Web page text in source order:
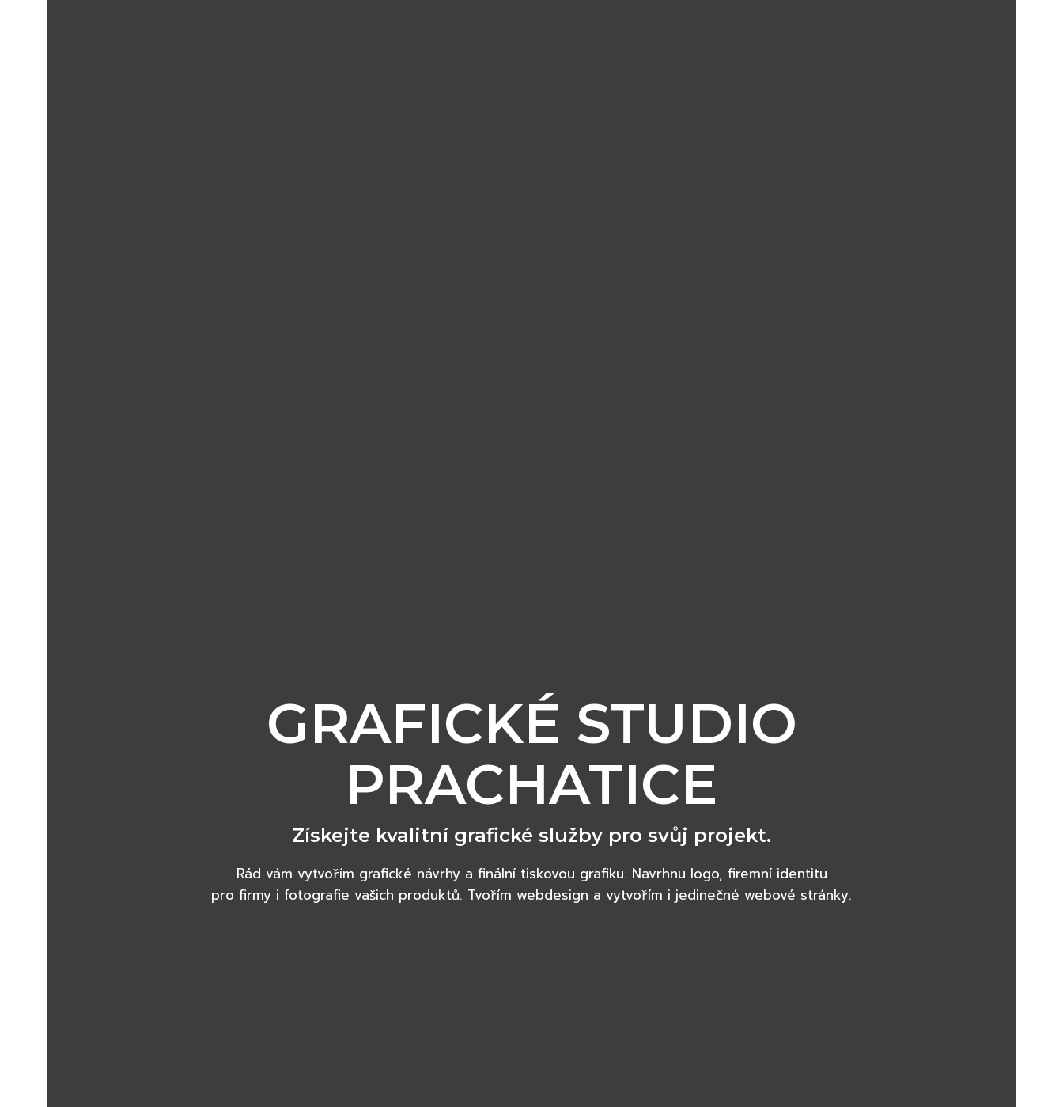
GRAFICKÉ STUDIO
PRACHATICE
Získejte kvalitní grafické služby pro svůj projekt.
Rád vám vytvořím grafické návrhy a finální tiskovou grafiku. Navrhnu logo, firemní identitu
pro firmy i fotografie vašich produktů. Tvořím webdesign a vytvořím i jedinečné webové stránky.